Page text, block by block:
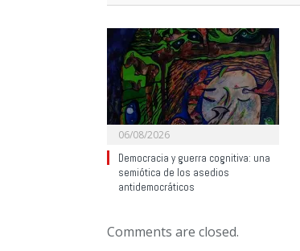
06/08/2026
Democracia y guerra cognitiva: una
semiótica de los asedios
antidemocráticos
Comments are closed.